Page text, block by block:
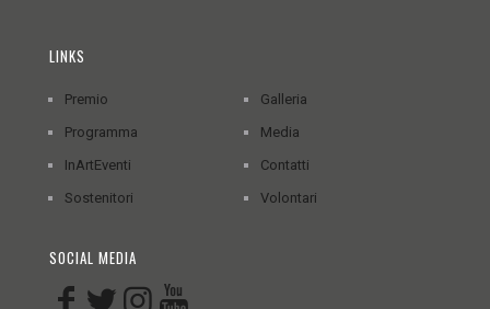
LINKS
Premio
Programma
InArtEventi
Sostenitori
Galleria
Media
Contatti
Volontari
SOCIAL MEDIA